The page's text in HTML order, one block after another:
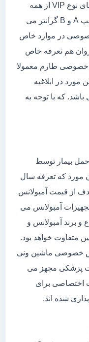
متفاوت خواهد بود معمولا آمبولانس های نوع VIP از همه
مدل ها گرانتر و بعد از آن مدل های تیپ A و B گرانتر می
خصوصی در موارد خاص
هم تعرفه خاص
خصوصی طارم معمولا
مورد در ابلاغیه
که با توجه به
حمل بیمار توسط
مورد که تعرفه سال
از قیمت آمبولانس
آمبولانس می
و برند آمبولانس و
متفاوت خواهد بود.
خصوصی ماشین ونی
پزشکی مجهز می
اختصاصی برای
شده اند.